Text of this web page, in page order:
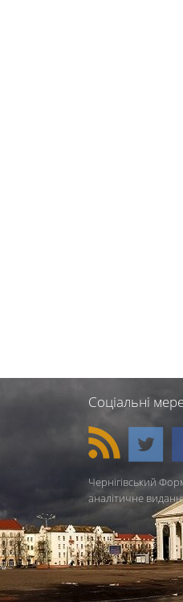
Соціальні
Чернігівський
аналітичне